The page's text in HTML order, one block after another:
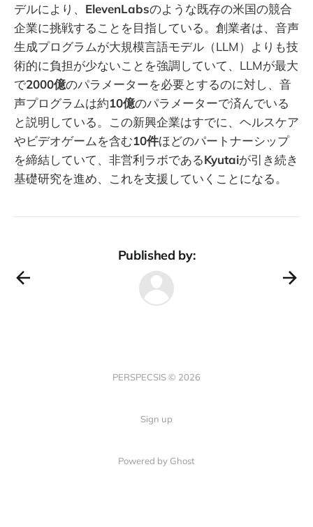
デルにより、 ElevenLabsのような既存の米国の競合
企業に挑戦することを目指している。創業者は、音声
生成プログラムが大規模言語モデル（LLM）よりも技
術的に負担が少ないことを強調していて、LLMが最大
で2000億のパラメーターを必要とするのに対し、音
声プログラムは約10億のパラメーターで済んでいる
と説明している。この新興企業はすでに、ヘルスケア
やビデオゲームを含む10件ほどのパートナーシップ
を締結していて、非営利ラボであるKyutaiが引き続き
基礎研究を進め、これを支援していくことになる。
Published by:
PERSPECSIS © 2026
Sign up
Powered by Ghost